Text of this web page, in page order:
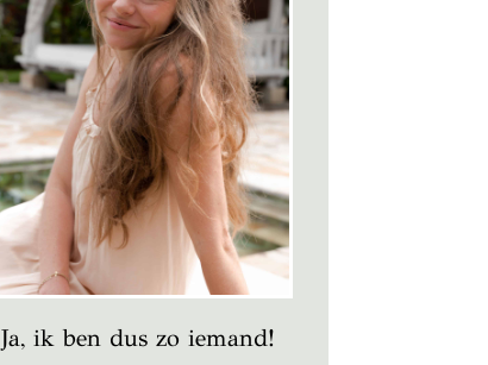
Ja, ik ben dus zo iemand!